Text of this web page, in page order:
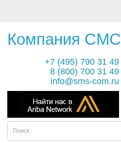
Компания СМС
+7 (495) 790 31 49
8 (800) 700 31 49
info@sms-com.ru